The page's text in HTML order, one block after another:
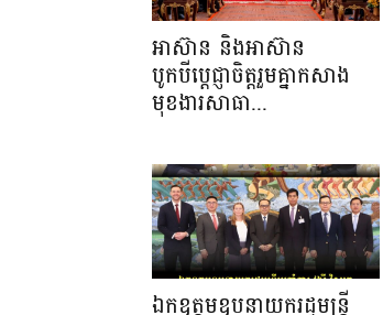
អាស៊ាន និងអាស៊ាន
បូកបីប្តេជ្ញាចិត្តរួមគ្នាកសាង
មុខងារសាធា...
ឯកឧត្តមឧបនាយករដ្ឋមន្ត្រី